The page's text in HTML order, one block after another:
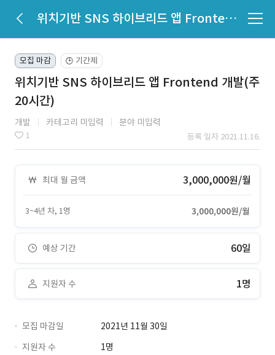
위치기반 SNS 하이브리드 앱 Frontend 개발(주20시간)
모집 마감 🕒 기간제
위치기반 SNS 하이브리드 앱 Frontend 개발(주
20시간)
개발 카테고리 미입력 분야 미입력
1 등록 일자 2021.11.16.
최대 월 금액 3,000,000원/월
3~4년 차, 1명 3,000,000원/월
예상 기간 60일
지원자 수 1명
모집 마감일
2021년 11월 30일
지원자 수
1명